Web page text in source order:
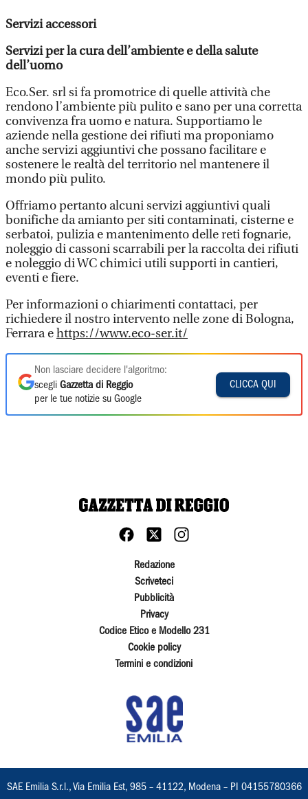
Servizi accessori
Servizi per la cura dell’ambiente e della salute
dell’uomo
Eco.Ser. srl si fa promotrice di quelle attività che
rendono l’ambiente più pulito e sano per una corretta
convivenza fra uomo e natura. Supportiamo le
aziende nella gestione dei rifiuti ma proponiamo
anche servizi aggiuntivi che possano facilitare e
sostenere le realtà del territorio nel mantenere il
mondo più pulito.
Offriamo pertanto alcuni servizi aggiuntivi quali
bonifiche da amianto per siti contaminati, cisterne e
serbatoi, pulizia e mantenimento delle reti fognarie,
noleggio di cassoni scarrabili per la raccolta dei rifiuti
e noleggio di WC chimici utili supporti in cantieri,
eventi e fiere.
Per informazioni o chiarimenti contattaci, per
richiedere il nostro intervento nelle zone di Bologna,
Ferrara ehttps://www.eco-ser.it/
Non lasciare decidere l'algoritmo:
scegli Gazzetta di Reggio
per le tue notizie su Google
CLICCA QUI
Redazione
Scriveteci
Pubblicità
Privacy
Codice Etico e Modello 231
Cookie policy
Termini e condizioni
SAE Emilia S.r.l., Via Emilia Est, 985 – 41122, Modena – PI 04155780366